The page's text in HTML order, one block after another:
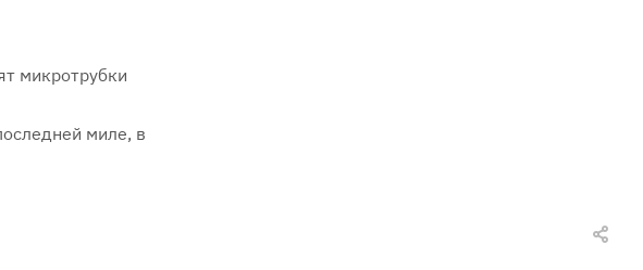
микротрубки
миле, в